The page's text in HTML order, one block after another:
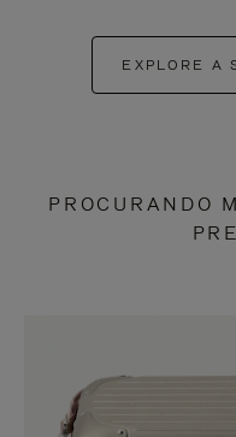
EXPLORE A
PROCURANDO